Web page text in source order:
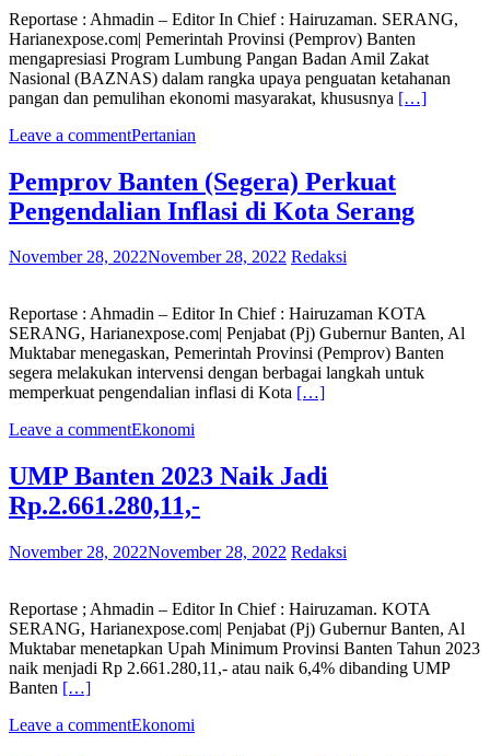
Reportase : Ahmadin – Editor In Chief : Hairuzaman. SERANG,
Harianexpose.com| Pemerintah Provinsi (Pemprov) Banten
mengapresiasi Program Lumbung Pangan Badan Amil Zakat
Nasional (BAZNAS) dalam rangka upaya penguatan ketahanan
pangan dan pemulihan ekonomi masyarakat, khususnya […]
Leave a commentPertanian
Pemprov Banten (Segera) Perkuat
Pengendalian Inflasi di Kota Serang
November 28, 2022November 28, 2022 Redaksi
Reportase : Ahmadin – Editor In Chief : Hairuzaman KOTA
SERANG, Harianexpose.com| Penjabat (Pj) Gubernur Banten, Al
Muktabar menegaskan, Pemerintah Provinsi (Pemprov) Banten
segera melakukan intervensi dengan berbagai langkah untuk
memperkuat pengendalian inflasi di Kota […]
Leave a commentEkonomi
UMP Banten 2023 Naik Jadi
Rp.2.661.280,11,-
November 28, 2022November 28, 2022 Redaksi
Reportase ; Ahmadin – Editor In Chief : Hairuzaman. KOTA
SERANG, Harianexpose.com| Penjabat (Pj) Gubernur Banten, Al
Muktabar menetapkan Upah Minimum Provinsi Banten Tahun 2023
naik menjadi Rp 2.661.280,11,- atau naik 6,4% dibanding UMP
Banten […]
Leave a commentEkonomi